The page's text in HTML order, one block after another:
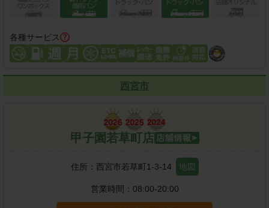
各種サービス
西宮市
甲子園若草町店
住所： 西宮市若草町1-3-14 地図
営業時間： 08:00-20:00